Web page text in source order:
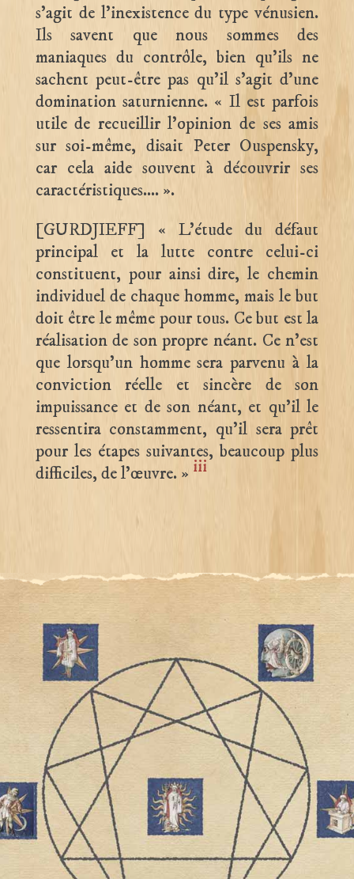
s’agit de l’inexistence du type vénusien.
Ils savent que nous sommes des
maniaques du contrôle, bien qu’ils ne
sachent peut-être pas qu’il s’agit d’une
domination saturnienne. « Il est parfois
utile de recueillir l’opinion de ses amis
sur soi-même, disait Peter Ouspensky,
car cela aide souvent à découvrir ses
caractéristiques…. ».
[GURDJIEFF] « L’étude du défaut
principal et la lutte contre celui-ci
constituent, pour ainsi dire, le chemin
individuel de chaque homme, mais le but
doit être le même pour tous. Ce but est la
réalisation de son propre néant. Ce n’est
que lorsqu’un homme sera parvenu à la
conviction réelle et sincère de son
impuissance et de son néant, et qu’il le
ressentira constamment, qu’il sera prêt
pour les étapes suivantes, beaucoup plus
difficiles, de l’œuvre. » iii